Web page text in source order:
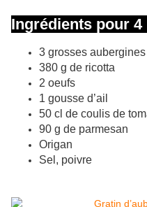
Ingrédients pour
3 grosses aubergines
380 g de ricotta
2 oeufs
1 gousse d’ail
50 cl de coulis de
90 g de parmesan
Origan
Sel, poivre